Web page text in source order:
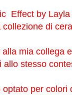
Effect by
di
mia collega
stesso
per colori